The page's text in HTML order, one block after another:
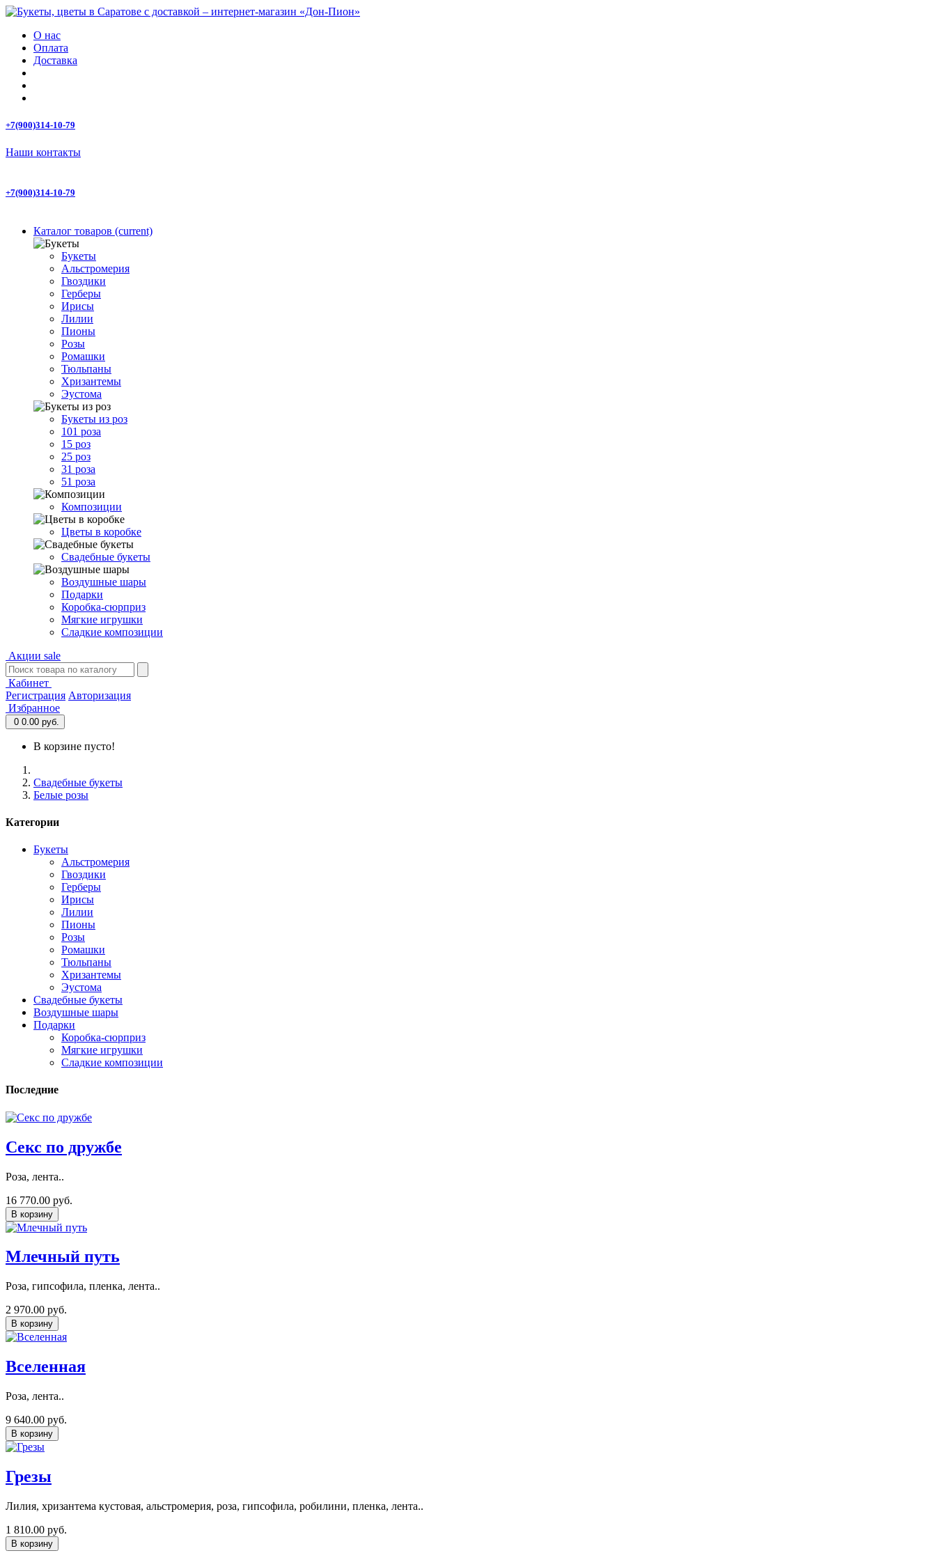
О нас
Оплата
Доставка
+7(900)314-10-79
Наши контакты
+7(900)314-10-79
Каталог товаров (current)
Букеты
Альстромерия
Гвоздики
Герберы
Ирисы
Лилии
Пионы
Розы
Ромашки
Тюльпаны
Хризантемы
Эустома
Букеты из роз
101 роза
15 роз
25 роз
31 роза
51 роза
Композиции
Цветы в коробке
Свадебные букеты
Воздушные шары
Подарки
Коробка-сюрприз
Мягкие игрушки
Сладкие композиции
Акции sale
Кабинет
Регистрация Авторизация
Избранное
0 0.00 руб.
В корзине пусто!
Свадебные букеты
Белые розы
Категории
Букеты
Альстромерия
Гвоздики
Герберы
Ирисы
Лилии
Пионы
Розы
Ромашки
Тюльпаны
Хризантемы
Эустома
Свадебные букеты
Воздушные шары
Подарки
Коробка-сюрприз
Мягкие игрушки
Сладкие композиции
Последние
Секс по дружбе
Роза, лента..
16 770.00 руб.
В корзину
Млечный путь
Роза, гипсофила, пленка, лента..
2 970.00 руб.
В корзину
Вселенная
Роза, лента..
9 640.00 руб.
В корзину
Грезы
Лилия, хризантема кустовая, альстромерия, роза, гипсофила, робилини, пленка, лента..
1 810.00 руб.
В корзину